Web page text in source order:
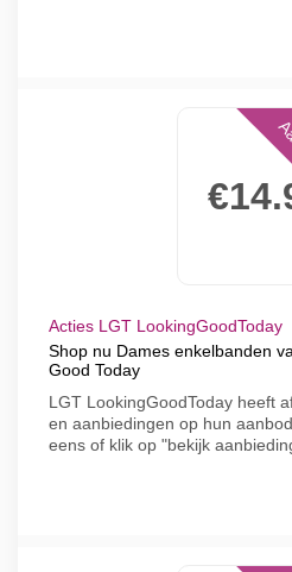
Acties LGT LookingGoodToday
Shop nu Dames enkelbanden
Good Today
LGT LookingGoodToday heeft
en aanbiedingen op hun
eens of klik op "bekijk